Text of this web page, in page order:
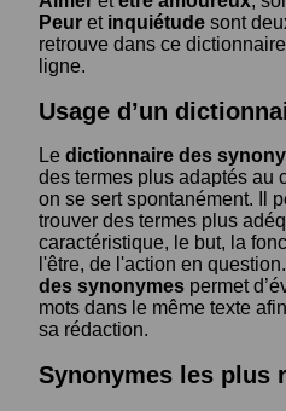
Peur et inquiétude sont
retrouve dans ce
ligne.
Usage d’un
Le dictionnaire des
des termes plus adaptés au
on se sert spontanément. Il
trouver des termes plus
caractéristique, le but, la
l'être, de l'action en
des synonymes permet
mots dans le même texte
sa rédaction.
Synonymes les plus